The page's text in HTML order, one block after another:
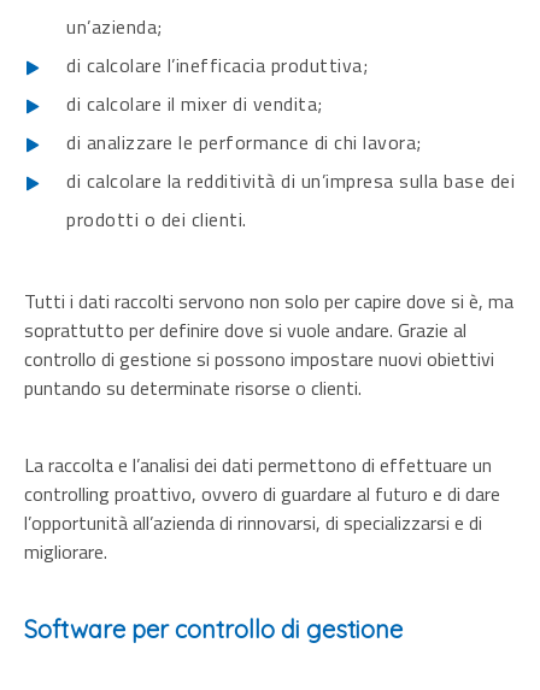
un’azienda;
di calcolare l’inefficacia produttiva;
di calcolare il mixer di vendita;
di analizzare le performance di chi lavora;
di calcolare la redditività di un’impresa sulla base dei
prodotti o dei clienti.
Tutti i dati raccolti servono non solo per capire dove si è, ma
soprattutto per definire dove si vuole andare. Grazie al
controllo di gestione si possono impostare nuovi obiettivi
puntando su determinate risorse o clienti.
La raccolta e l’analisi dei dati permettono di effettuare un
controlling proattivo, ovvero di guardare al futuro e di dare
l’opportunità all’azienda di rinnovarsi, di specializzarsi e di
migliorare.
Software per controllo di gestione